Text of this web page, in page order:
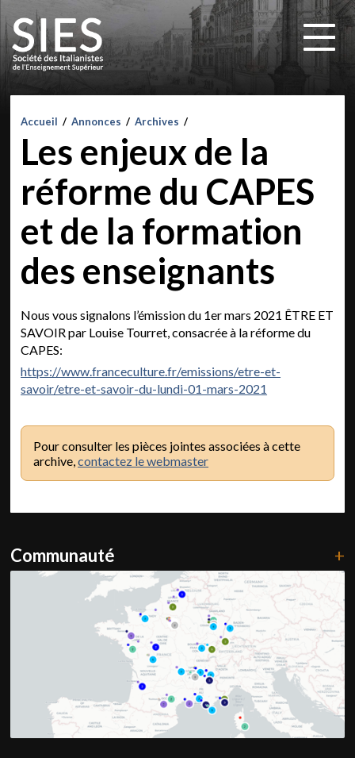
Accueil / Annonces / Archives /
Les enjeux de la
réforme du CAPES
et de la formation
des enseignants
Nous vous signalons l’émission du 1er mars 2021 ÊTRE ET
SAVOIR par Louise Tourret, consacrée à la réforme du
CAPES:
https://www.franceculture.fr/emissions/etre-et-
savoir/etre-et-savoir-du-lundi-01-mars-2021
Pour consulter les pièces jointes associées à cette
archive,contactez le webmaster
Communauté +